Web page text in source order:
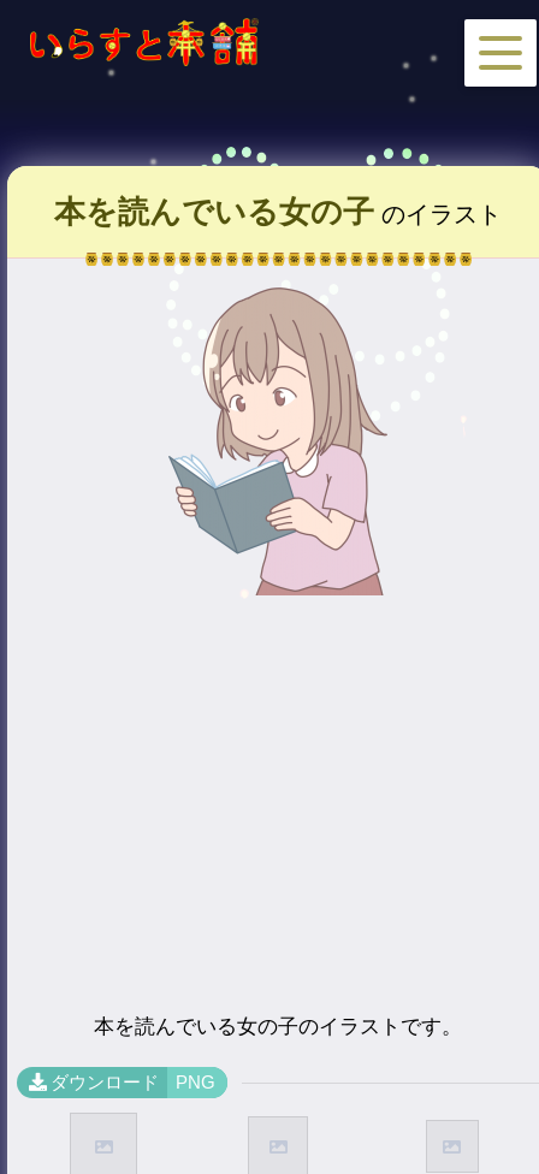
本を読んでいる女の子 のイラスト
本を読んでいる女の子のイラストです。
ダウンロード PNG